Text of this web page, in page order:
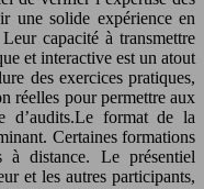
une solide expérience en
capacité à transmettre
et interactive est un atout
des exercices pratiques,
réelles pour permettre aux
d’audits.Le format de la
Certaines formations
à distance. Le présentiel
et les autres participants,